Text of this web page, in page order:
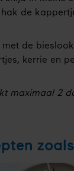
de
met de
kerrie en
maximaal 2